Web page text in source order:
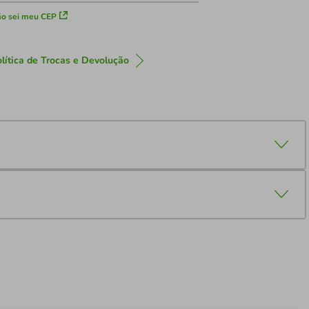
sei meu CEP
de Trocas e Devolução